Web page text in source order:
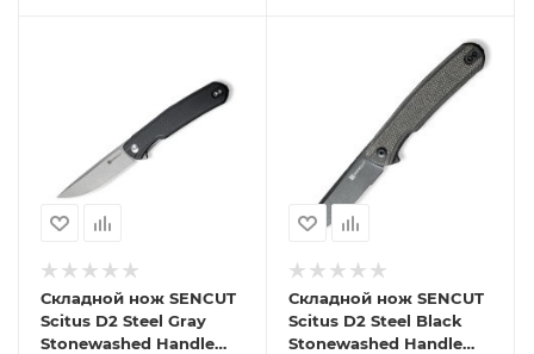
Складной нож SENCUT
Scitus D2 Steel Gray
Stonewashed Handle
Складной нож SENCUT
Scitus D2 Steel Black
Stonewashed Handle